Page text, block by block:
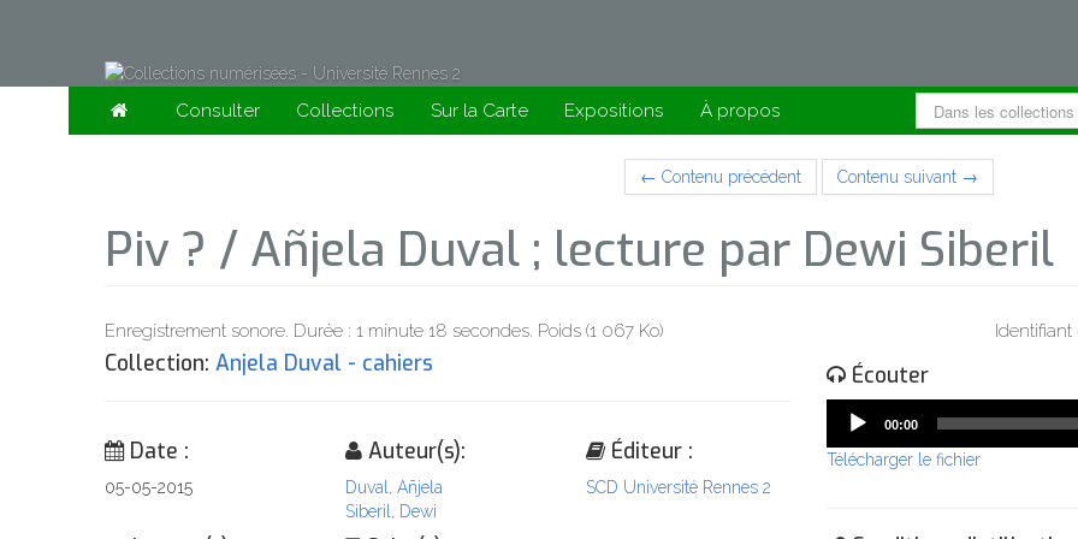
Consulter Collections Sur la Carte Expositions À propos
← Contenu précédent Contenu suivant →
Piv ? / Añjela Duval ; lecture par Dewi Siberil
Enregistrement sonore. Durée : 1 minute 18 secondes. Poids (1 067 Ko)
Collection: Anjela Duval - cahiers
Date :
05-05-2015
Auteur(s):
Duval, Añjela
Siberil, Dewi
Éditeur :
SCD Université Rennes 2
Écouter
Audio
Player
00:00
Télécharger le fichier